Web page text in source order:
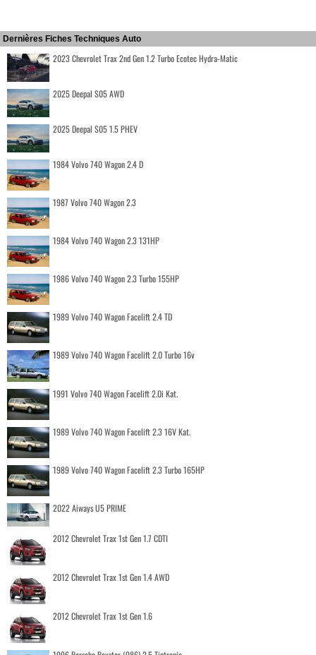
Dernières Fiches Techniques Auto
2023 Chevrolet Trax 2nd Gen 1.2 Turbo Ecotec Hydra-Matic
2025 Deepal S05 AWD
2025 Deepal S05 1.5 PHEV
1984 Volvo 740 Wagon 2.4 D
1987 Volvo 740 Wagon 2.3
1984 Volvo 740 Wagon 2.3 131HP
1986 Volvo 740 Wagon 2.3 Turbo 155HP
1989 Volvo 740 Wagon Facelift 2.4 TD
1989 Volvo 740 Wagon Facelift 2.0 Turbo 16v
1991 Volvo 740 Wagon Facelift 2.0i Kat.
1989 Volvo 740 Wagon Facelift 2.3 16V Kat.
1989 Volvo 740 Wagon Facelift 2.3 Turbo 165HP
2022 Aiways U5 PRIME
2012 Chevrolet Trax 1st Gen 1.7 CDTI
2012 Chevrolet Trax 1st Gen 1.4 AWD
2012 Chevrolet Trax 1st Gen 1.6